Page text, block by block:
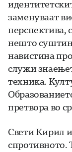
заменуваат
перспектива,
нешто
навистина
служи
техника.
претвора во
Свети Кирил
спротивното.